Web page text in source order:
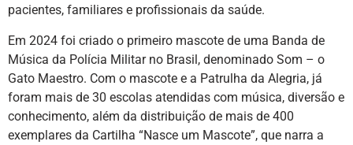
pacientes, familiares e profissionais da saúde.
Em 2024 foi criado o primeiro mascote de uma Banda de
Música da Polícia Militar no Brasil, denominado Som – o
Gato Maestro. Com o mascote e a Patrulha da Alegria, já
foram mais de 30 escolas atendidas com música, diversão e
conhecimento, além da distribuição de mais de 400
exemplares da Cartilha “Nasce um Mascote”, que narra a